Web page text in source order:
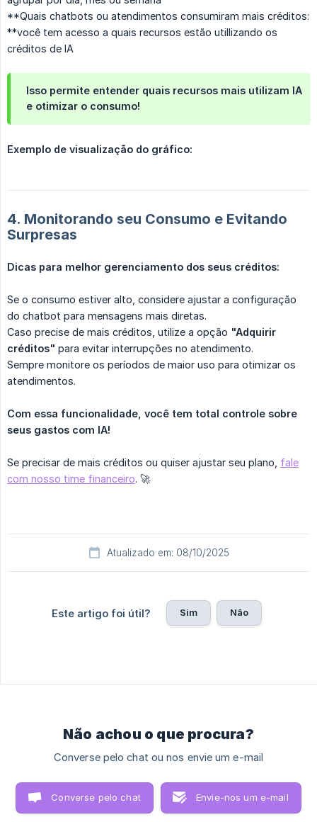
**Quais chatbots ou atendimentos consumiram mais créditos:
**você tem acesso a quais recursos estão utillizando os
créditos de IA
Isso permite entender quais recursos mais utilizam IA
e otimizar o consumo!
Exemplo de visualização do gráfico:
4. Monitorando seu Consumo e Evitando
Surpresas
Dicas para melhor gerenciamento dos seus créditos:
Se o consumo estiver alto, considere ajustar a configuração
do chatbot para mensagens mais diretas.
Caso precise de mais créditos, utilize a opção "Adquirir
créditos" para evitar interrupções no atendimento.
Sempre monitore os períodos de maior uso para otimizar os
atendimentos.
Com essa funcionalidade, você tem total controle sobre
seus gastos com IA!
Se precisar de mais créditos ou quiser ajustar seu plano, fale
com nosso time financeiro. 🚀
Atualizado em: 08/10/2025
Este artigo foi útil? Sim Não
Não achou o que procura?
Converse pelo chat ou nos envie um e-mail
Converse pelo chat Envie-nos um e-mail